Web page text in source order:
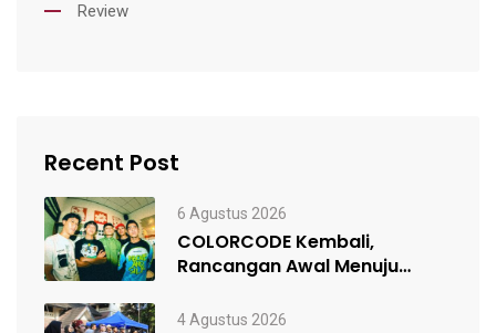
Review
Recent Post
6 Agustus 2026
COLORCODE Kembali,
Rancangan Awal Menuju
4 Agustus 2026